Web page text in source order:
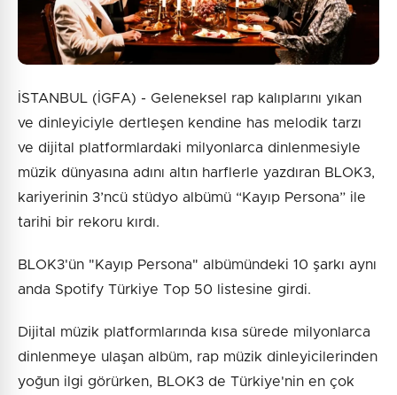
İSTANBUL (İGFA) - Geleneksel rap kalıplarını yıkan
ve dinleyiciyle dertleşen kendine has melodik tarzı
ve dijital platformlardaki milyonlarca dinlenmesiyle
müzik dünyasına adını altın harflerle yazdıran BLOK3,
kariyerinin 3’ncü stüdyo albümü “Kayıp Persona” ile
tarihi bir rekoru kırdı.
BLOK3'ün "Kayıp Persona" albümündeki 10 şarkı aynı
anda Spotify Türkiye Top 50 listesine girdi.
Dijital müzik platformlarında kısa sürede milyonlarca
dinlenmeye ulaşan albüm, rap müzik dinleyicilerinden
yoğun ilgi görürken, BLOK3 de Türkiye'nin en çok